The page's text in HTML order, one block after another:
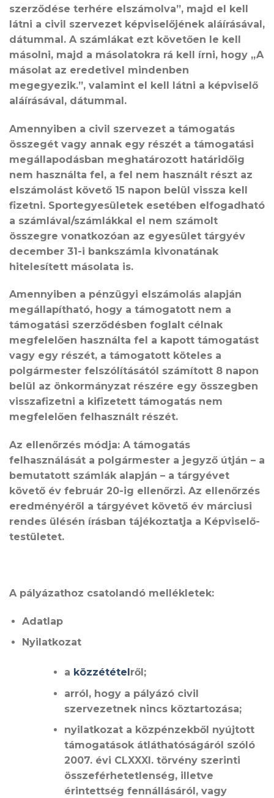
szerződése terhére elszámolva”, majd el kell
látni a civil szervezet képviselőjének aláírásával,
dátummal. A számlákat ezt követően le kell
másolni, majd a másolatokra rá kell írni, hogy „A
másolat az eredetivel mindenben
megegyezik.”, valamint el kell látni a képviselő
aláírásával, dátummal.
Amennyiben a civil szervezet a támogatás
összegét vagy annak egy részét a támogatási
megállapodásban meghatározott határidőig
nem használta fel, a fel nem használt részt az
elszámolást követő 15 napon belül vissza kell
fizetni. Sportegyesületek esetében elfogadható
a számlával/számlákkal el nem számolt
összegre vonatkozóan az egyesület tárgyév
december 31-i bankszámla kivonatának
hitelesített másolata is.
Amennyiben a pénzügyi elszámolás alapján
megállapítható, hogy a támogatott nem a
támogatási szerződésben foglalt célnak
megfelelően használta fel a kapott támogatást
vagy egy részét, a támogatott köteles a
polgármester felszólításától számított 8 napon
belül az önkormányzat részére egy összegben
visszafizetni a kifizetett támogatás nem
megfelelően felhasznált részét.
Az ellenőrzés módja: A támogatás
felhasználását a polgármester a jegyző útján – a
bemutatott számlák alapján – a tárgyévet
követő év február 20-ig ellenőrzi. Az ellenőrzés
eredményéről a tárgyévet követő év márciusi
rendes ülésén írásban tájékoztatja a Képviselő-
testületet.
A pályázathoz csatolandó mellékletek:
Adatlap
Nyilatkozat
a közzétételről;
arról, hogy a pályázó civil
szervezetnek nincs köztartozása;
nyilatkozat a közpénzekből nyújtott
támogatások átláthatóságáról szóló
2007. évi CLXXXI. törvény szerinti
összeférhetetlenség, illetve
érintettség fennállásáról, vagy